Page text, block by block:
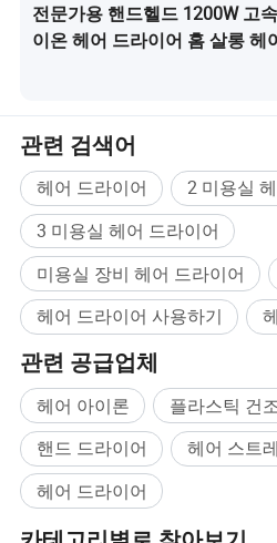
전문가용 핸드헬드 1200W 고
이온 헤어 드라이어 홈 살롱 헤
관련 검색어
헤어 드라이어
2 미용실
3 미용실 헤어 드라이어
미용실 장비 헤어 드라이어
헤어 드라이어 사용하기
관련 공급업체
헤어 아이론 플라스틱 건
핸드 드라이어
헤어 스트
헤어 드라이어